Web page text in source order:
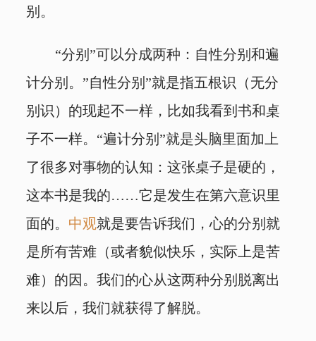
别。
“分别”可以分成两种：自性分别和遍
计分别。”自性分别”就是指五根识（无分
别识）的现起不一样，比如我看到书和桌
子不一样。“遍计分别”就是头脑里面加上
了很多对事物的认知：这张桌子是硬的，
这本书是我的……它是发生在第六意识里
面的。 中观就是要告诉我们，心的分别就
是所有苦难（或者貌似快乐，实际上是苦
难）的因。我们的心从这两种分别脱离出
来以后，我们就获得了解脱。